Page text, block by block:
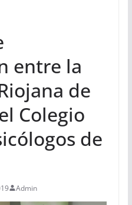
entre la
de
Colegio
de
Admin